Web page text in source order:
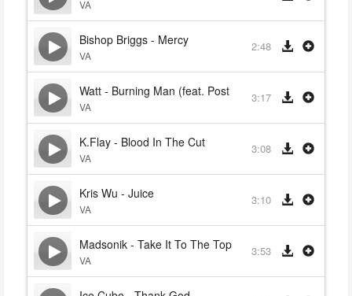
VA
Bishop Briggs - Mercy
VA
2:48
Watt - Burning Man (feat. Post Malone)
VA
3:17
K.Flay - Blood In The Cut
VA
3:08
Kris Wu - Juice
VA
3:10
Madsonik - Take It To The Top
VA
3:53